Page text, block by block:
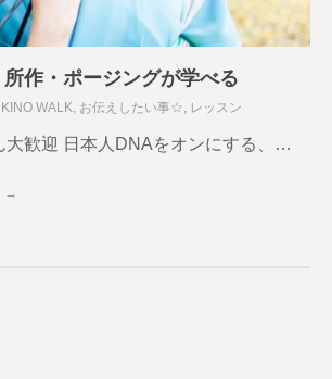
作・ポージングが学べる
WALK お伝えしたい事☆ レッスン
大歓迎 日本人DNAをオンにする、…